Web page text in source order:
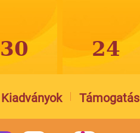
Kiadványok Támogatás